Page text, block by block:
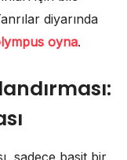
diyarında
oyna.